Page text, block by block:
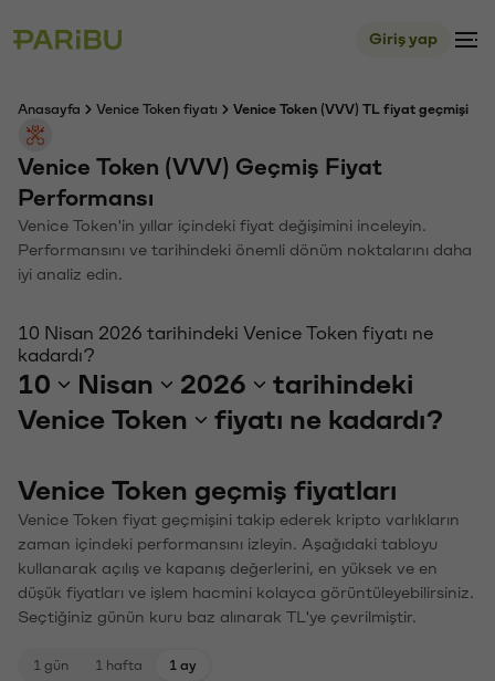
Giriş yap
Anasayfa Venice Token fiyatı Venice Token (VVV) TL fiyat geçmişi
Venice Token (VVV) Geçmiş Fiyat
Performansı
Venice Token'in yıllar içindeki fiyat değişimini inceleyin.
Performansını ve tarihindeki önemli dönüm noktalarını daha
iyi analiz edin.
10 Nisan 2026 tarihindeki Venice Token fiyatı ne
kadardı?
10 Nisan 2026
tarihindeki
Venice Token
fiyatı ne kadardı?
Venice Token geçmiş fiyatları
Venice Token fiyat geçmişini takip ederek kripto varlıkların
zaman içindeki performansını izleyin. Aşağıdaki tabloyu
kullanarak açılış ve kapanış değerlerini, en yüksek ve en
düşük fiyatları ve işlem hacmini kolayca görüntüleyebilirsiniz.
Seçtiğiniz günün kuru baz alınarak TL'ye çevrilmiştir.
1 gün 1 hafta 1 ay